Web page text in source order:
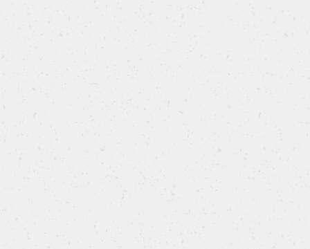
Le ricette del calendario PANEANGELI